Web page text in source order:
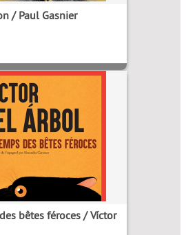
/ Paul Gasnier
bêtes féroces / Víctor